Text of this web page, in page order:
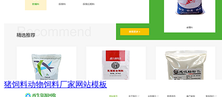
猪饲料动物饲料厂家网站模板